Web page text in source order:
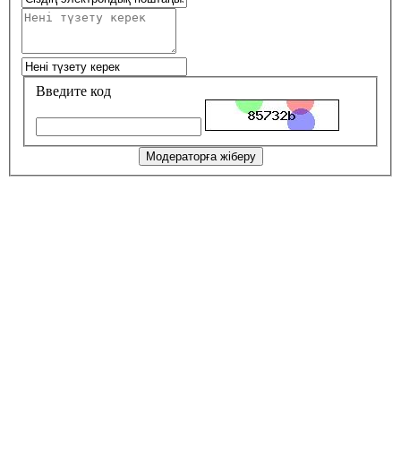
Введите код
Модераторға жіберу